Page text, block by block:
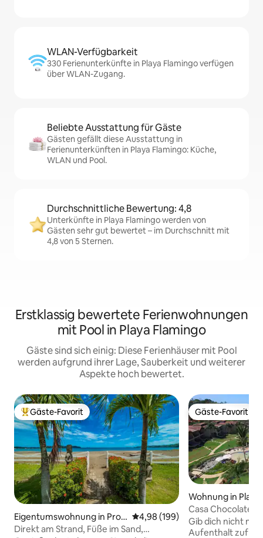
WLAN-Verfügbarkeit
330 Ferienunterkünfte in Playa Flamingo verfügen
über WLAN-Zugang.
Beliebte Ausstattung für Gäste
Gästen gefällt diese Ausstattung in
Ferienunterkünften in Playa Flamingo: Küche,
WLAN und Pool.
Durchschnittliche Bewertung: 4,8
Unterkünfte in Playa Flamingo werden von
Gästen sehr gut bewertet – im Durchschnitt mit
4,8 von 5 Sternen.
Erstklassig bewertete Ferienwohnungen
mit Pool in Playa Flamingo
Gäste sind sich einig: Diese Ferienhäuser mit Pool
werden aufgrund ihrer Lage, Sauberkeit und weiterer
Aspekte hoch bewertet.
Beliebter Gäste-Favorit.
Gäste-Favorit
Eigentumswohnung in Provi
ncia de Guanacaste
Durchschnittliche Bewertung:
4,98 (199)
Direkt am Strand, Füße im Sand,
Gäste-Favorit
Gäste-Favorit
Wohnung in Playa
Casa Chocolate
Gib dich nicht mit
Aufenthalt